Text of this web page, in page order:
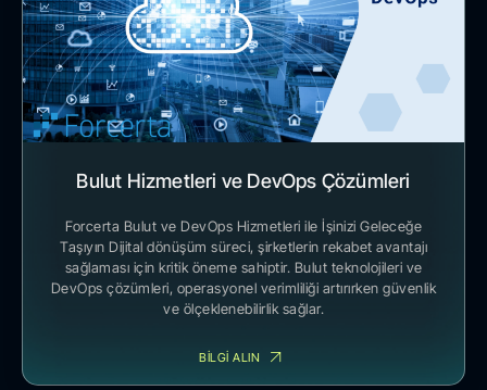
Bulut Hizmetleri ve DevOps Çözümleri
Forcerta Bulut ve DevOps Hizmetleri ile İşinizi Geleceğe
Taşıyın Dijital dönüşüm süreci, şirketlerin rekabet avantajı
sağlaması için kritik öneme sahiptir. Bulut teknolojileri ve
DevOps çözümleri, operasyonel verimliliği artırırken güvenlik
ve ölçeklenebilirlik sağlar.
BİLGİ ALIN